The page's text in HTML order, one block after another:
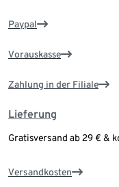
Paypal
Vorauskasse
Zahlung in der Filiale
Lieferung
Gratisversand ab 29 € &
Versandkosten